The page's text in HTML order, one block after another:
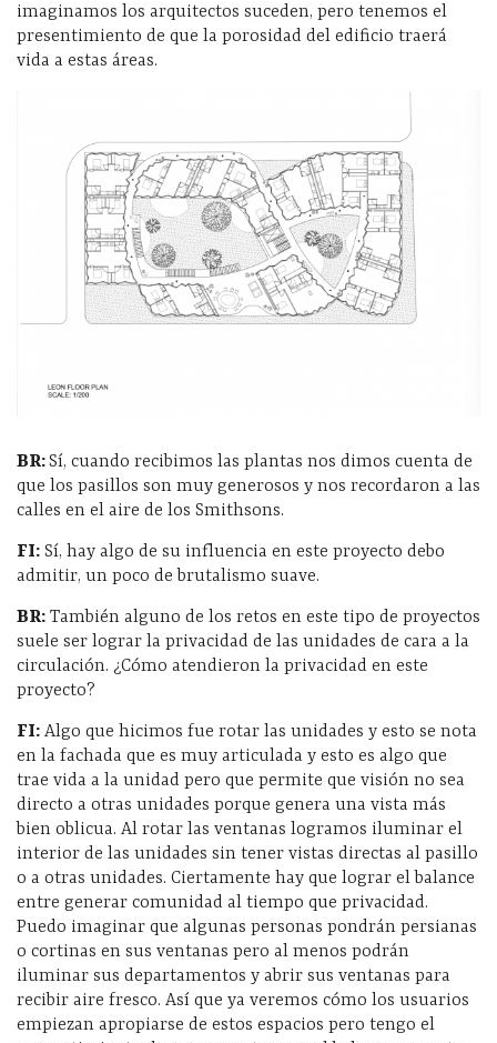
imaginamos los arquitectos suceden, pero tenemos el
presentimiento de que la porosidad del edificio traerá
vida a estas áreas.
BR:Sí, cuando recibimos las plantas nos dimos cuenta de
que los pasillos son muy generosos y nos recordaron a las
calles en el aire de los Smithsons.
FI: Sí, hay algo de su influencia en este proyecto debo
admitir, un poco de brutalismo suave.
BR: También alguno de los retos en este tipo de proyectos
suele ser lograr la privacidad de las unidades de cara a la
circulación. ¿Cómo atendieron la privacidad en este
proyecto?
FI: Algo que hicimos fue rotar las unidades y esto se nota
en la fachada que es muy articulada y esto es algo que
trae vida a la unidad pero que permite que visión no sea
directo a otras unidades porque genera una vista más
bien oblicua. Al rotar las ventanas logramos iluminar el
interior de las unidades sin tener vistas directas al pasillo
o a otras unidades. Ciertamente hay que lograr el balance
entre generar comunidad al tiempo que privacidad.
Puedo imaginar que algunas personas pondrán persianas
o cortinas en sus ventanas pero al menos podrán
iluminar sus departamentos y abrir sus ventanas para
recibir aire fresco. Así que ya veremos cómo los usuarios
empiezan apropiarse de estos espacios pero tengo el